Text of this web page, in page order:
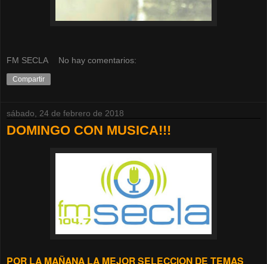
FM SECLA No hay comentarios:
Compartir
sábado, 24 de febrero de 2018
DOMINGO CON MUSICA!!!
POR LA MAÑANA LA MEJOR SELECCION DE TEMAS